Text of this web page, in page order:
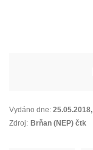
Vydáno dne: 25.05.2018,
Zdroj: Brňan (NEP) čtk